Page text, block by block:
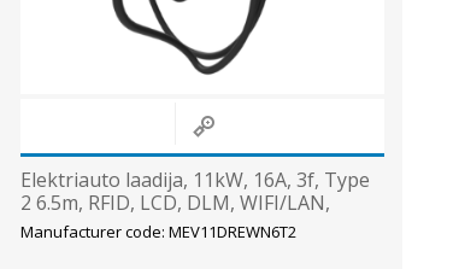
Elektriauto laadija, 11kW, 16A, 3f, Type
2 6.5m, RFID, LCD, DLM, WIFI/LAN,
OCPP 1.6, Morek
Manufacturer code: MEV11DREWN6T2